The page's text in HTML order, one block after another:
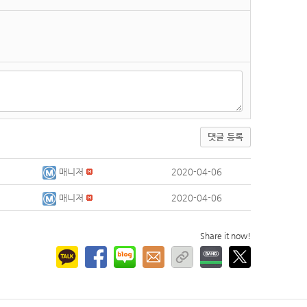
댓글 등록
매니저 2020-04-06
매니저 2020-04-06
Share it now!